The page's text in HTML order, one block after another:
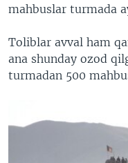
mahbuslar turmada
Toliblar avval ham
ana shunday ozod
turmadan 500